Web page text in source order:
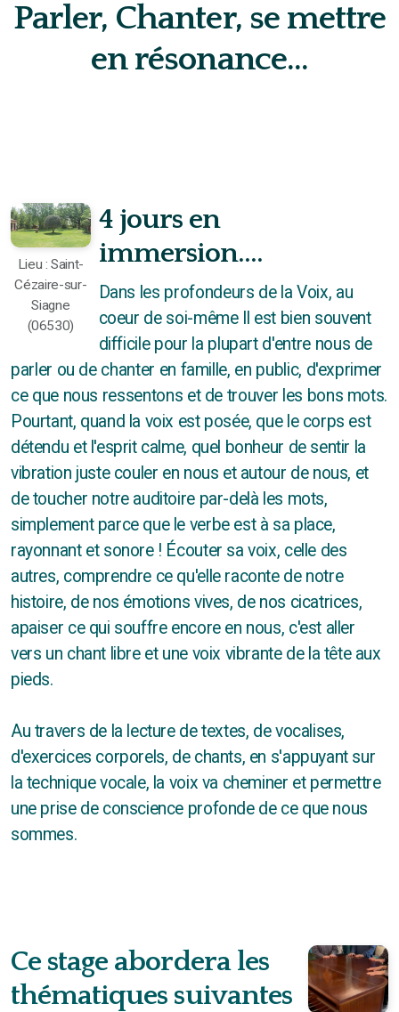
Parler, Chanter, se mettre
en résonance...
Lieu : Saint-
Cézaire-sur-
Siagne
(06530)
4 jours en
immersion....
Dans les profondeurs de la Voix, au
coeur de soi-même Il est bien souvent
difficile pour la plupart d'entre nous de
parler ou de chanter en famille, en public, d'exprimer
ce que nous ressentons et de trouver les bons mots.
Pourtant, quand la voix est posée, que le corps est
détendu et l'esprit calme, quel bonheur de sentir la
vibration juste couler en nous et autour de nous, et
de toucher notre auditoire par-delà les mots,
simplement parce que le verbe est à sa place,
rayonnant et sonore ! Écouter sa voix, celle des
autres, comprendre ce qu'elle raconte de notre
histoire, de nos émotions vives, de nos cicatrices,
apaiser ce qui souffre encore en nous, c'est aller
vers un chant libre et une voix vibrante de la tête aux
pieds.
Au travers de la lecture de textes, de vocalises,
d'exercices corporels, de chants, en s'appuyant sur
la technique vocale, la voix va cheminer et permettre
une prise de conscience profonde de ce que nous
sommes.
Ce stage abordera les
thématiques suivantes
L'école des Papas
Atelier
Dates
Tarifs